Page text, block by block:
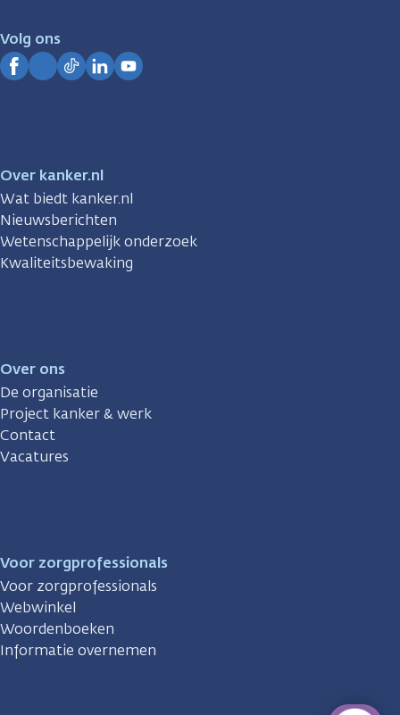
Volg ons
Over kanker.nl
Wat biedt kanker.nl
Nieuwsberichten
Wetenschappelijk onderzoek
Kwaliteitsbewaking
Over ons
De organisatie
Project kanker & werk
Contact
Vacatures
Voor zorgprofessionals
Voor zorgprofessionals
Webwinkel
Woordenboeken
Informatie overnemen